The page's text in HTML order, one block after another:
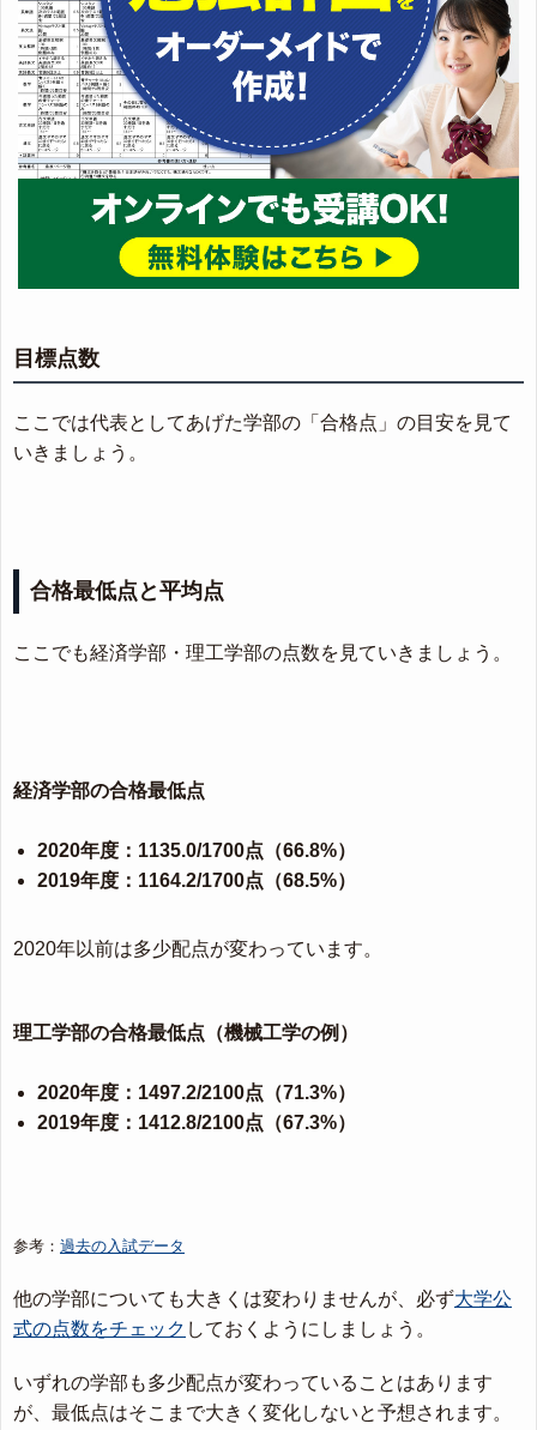
目標点数
ここでは代表としてあげた学部の「合格点」の目安を見て
いきましょう。
合格最低点と平均点
ここでも経済学部・理工学部の点数を見ていきましょう。
経済学部の合格最低点
2020年度：1135.0/1700点（66.8%）
2019年度：1164.2/1700点（68.5%）
2020年以前は多少配点が変わっています。
理工学部の合格最低点（機械工学の例）
2020年度：1497.2/2100点（71.3%）
2019年度：1412.8/2100点（67.3%）
参考： 過去の入試データ
他の学部についても大きくは変わりませんが、必ず大学公
式の点数をチェック しておくようにしましょう。
いずれの学部も多少配点が変わっていることはあります
が、最低点はそこまで大きく変化しないと予想されます。